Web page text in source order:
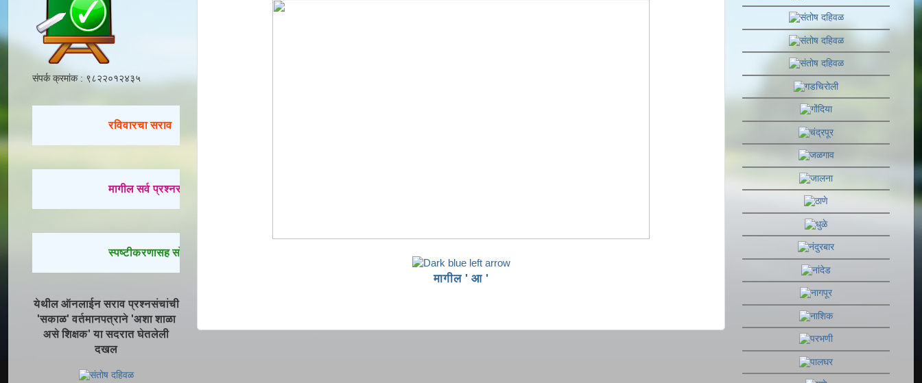
मागील ' आ '
संपर्क क्रमांक : ९८२२०१२४३५
रविवारचा सराव
मागील सर्व प्रश्नसंच सोडवण्यासाठी येथे क्लिक करा.
स्पष्टीकरणासह सोडवलेले प्रश्न पाहण्यासाठी येथे क्लिक करा.
येथील ऑनलाईन सराव प्रश्नसंचांची
'सकाळ' वर्तमानपत्राने 'अशा शाळा
असे शिक्षक' या सदरात घेतलेली
दखल